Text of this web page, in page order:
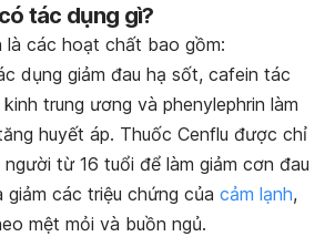
tác dụng gì?
là các hoạt chất bao gồm:
dụng giảm đau hạ sốt, cafein tác
trung ương và phenylephrin làm
huyết áp. Thuốc Cenflu được chỉ
từ 16 tuổi để làm giảm cơn đau
giảm các triệu chứng của cảm lạnh,
mệt mỏi và buồn ngủ.